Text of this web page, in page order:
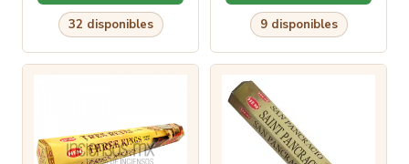
32 disponibles 9 disponibles